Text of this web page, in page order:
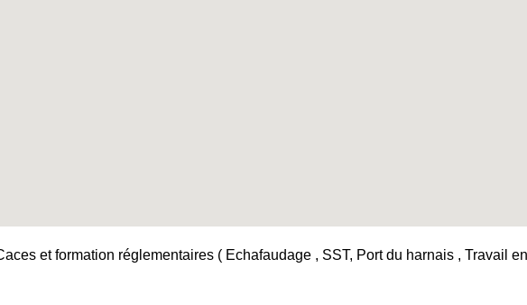
et formation réglementaires ( Echafaudage , SST, Port du harnais , Travail